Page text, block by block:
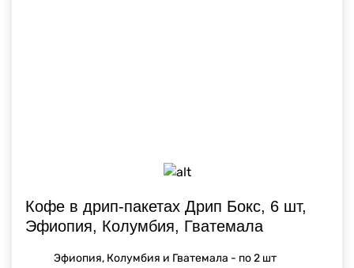
Кофе в дрип-пакетах Дрип Бокс, 6 шт,
Эфиопия, Колумбия, Гватемала
Эфиопия, Колумбия и Гватемала - по 2 шт